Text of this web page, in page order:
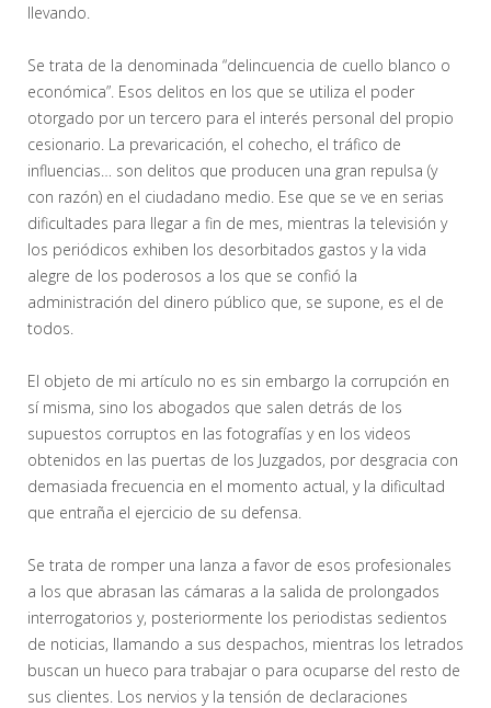
llevando.
Se trata de la denominada “delincuencia de cuello blanco o
económica”. Esos delitos en los que se utiliza el poder
otorgado por un tercero para el interés personal del propio
cesionario. La prevaricación, el cohecho, el tráfico de
influencias… son delitos que producen una gran repulsa (y
con razón) en el ciudadano medio. Ese que se ve en serias
dificultades para llegar a fin de mes, mientras la televisión y
los periódicos exhiben los desorbitados gastos y la vida
alegre de los poderosos a los que se confió la
administración del dinero público que, se supone, es el de
todos.
El objeto de mi artículo no es sin embargo la corrupción en
sí misma, sino los abogados que salen detrás de los
supuestos corruptos en las fotografías y en los videos
obtenidos en las puertas de los Juzgados, por desgracia con
demasiada frecuencia en el momento actual, y la dificultad
que entraña el ejercicio de su defensa.
Se trata de romper una lanza a favor de esos profesionales
a los que abrasan las cámaras a la salida de prolongados
interrogatorios y, posteriormente los periodistas sedientos
de noticias, llamando a sus despachos, mientras los letrados
buscan un hueco para trabajar o para ocuparse del resto de
sus clientes. Los nervios y la tensión de declaraciones